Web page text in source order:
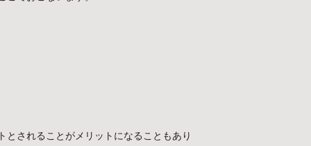
されることがメリットになることもあり